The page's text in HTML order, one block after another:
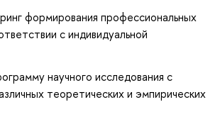
формирования профессиональных
с индивидуальной
научного исследования с
теоретических и эмпирических